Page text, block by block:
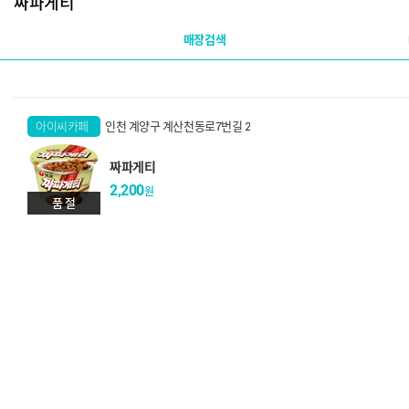
매장검색
아이씨카페
인천계산점
인천 계양구 계산천동로7번길 2
품 절
짜파게티
2,200원